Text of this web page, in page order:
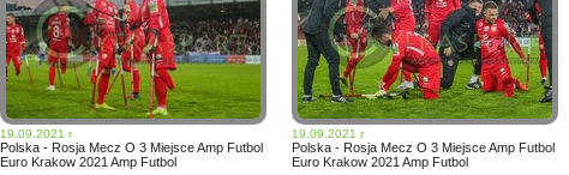
19.09.2021 r
Polska - Rosja Mecz O 3 Miejsce Amp Futbol
Euro Krakow 2021 Amp Futbol
19.09.2021 r
Polska - Rosja Mecz O 3 Miejsce Amp Futbol
Euro Krakow 2021 Amp Futbol